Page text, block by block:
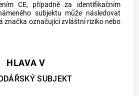
CE, případně za identifikačním
subjektu může následovat
značka označující zvláštní riziko nebo
HLAVA V
SUBJEKT